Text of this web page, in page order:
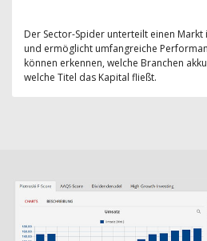
Der Sector-Spider unterteilt einen Markt
und ermöglicht umfangreiche
können erkennen, welche Branchen
welche Titel das Kapital fließt.